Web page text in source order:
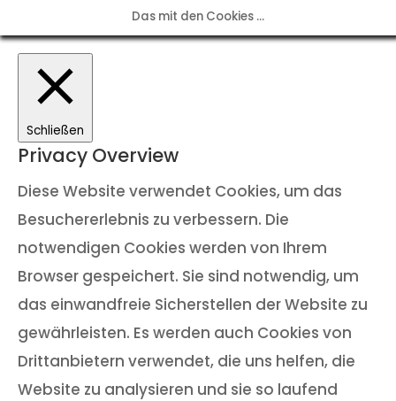
Das mit den Cookies ...
Schließen
Privacy Overview
Diese Website verwendet Cookies, um das
Besuchererlebnis zu verbessern. Die
notwendigen Cookies werden von Ihrem
Browser gespeichert. Sie sind notwendig, um
das einwandfreie Sicherstellen der Website zu
gewährleisten. Es werden auch Cookies von
Drittanbietern verwendet, die uns helfen, die
Website zu analysieren und sie so laufend